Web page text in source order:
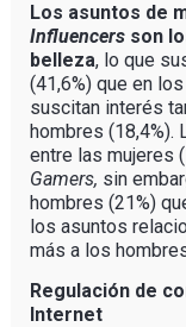
Los asuntos de
Influencersson
belleza, lo que
(41,6%) que en
suscitan interés
hombres (18,4%).
entre las mujeres
Gamers, sin
hombres (21%)
los asuntos
más a los
Regulación de
Internet